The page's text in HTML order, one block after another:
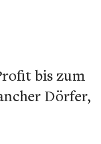
bis zum
Dörfer,